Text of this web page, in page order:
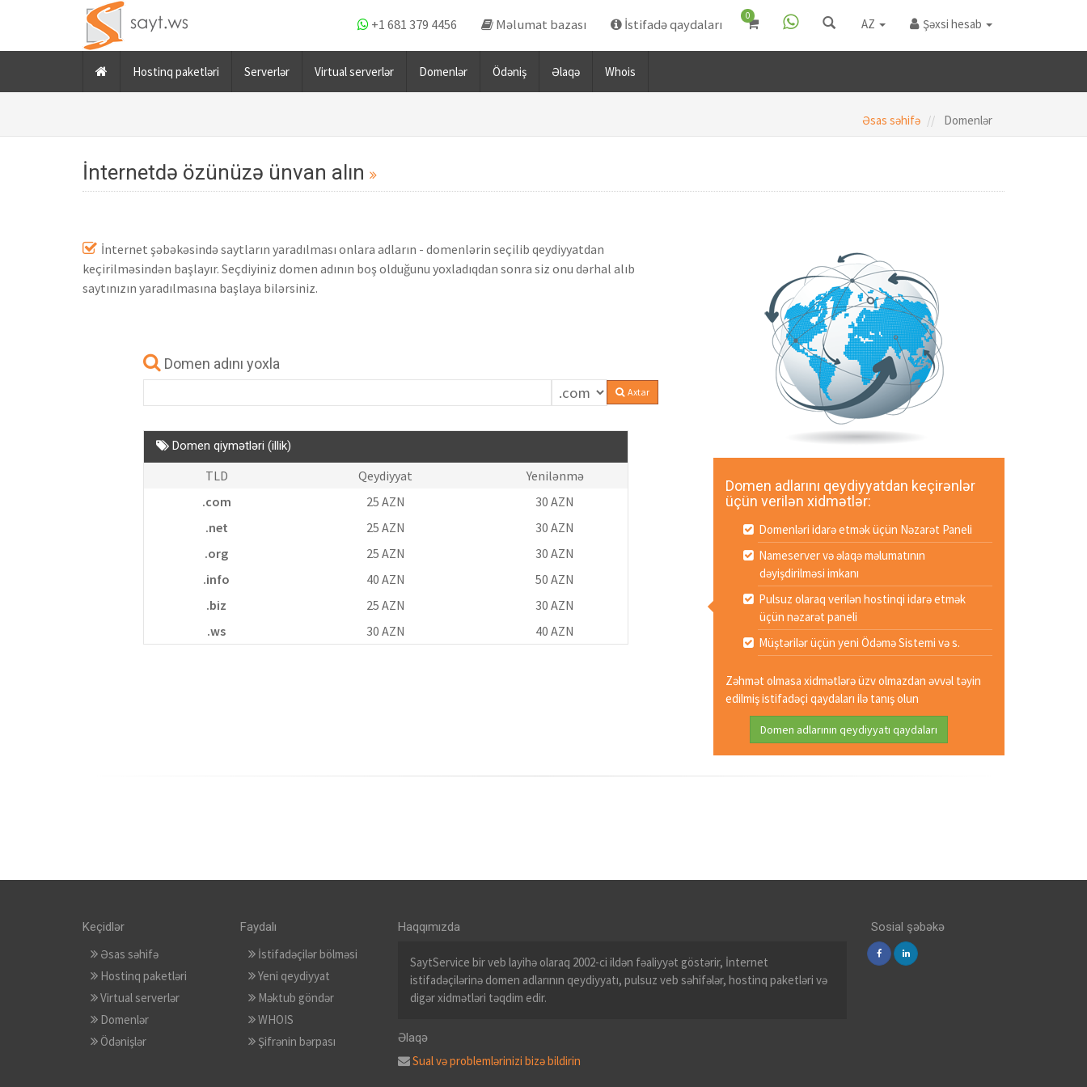
+1 681 379 4456 Məlumat bazası İstifadə qaydaları
0
Şəxsi hesab
AZ
Hostinq paketləri Serverlər Virtual serverlər Domenlər Ödəniş Əlaqə Whois
Əsas səhifə Domenlər
İnternetdə özünüzə ünvan alın
İnternet şəbəkəsində saytların yaradılması onlara adların - domenlərin seçilib qeydiyyatdan
keçirilməsindən başlayır. Seçdiyiniz domen adının boş olduğunu yoxladıqdan sonra siz onu dərhal alıb
saytınızın yaradılmasına başlaya bilərsiniz.
Domen adını yoxla
Axtar
Domen qiymətləri (illik)
TLD Qeydiyyat
Yenilənmə
.com
25 AZN
30 AZN
.net
25 AZN
30 AZN
.org
25 AZN
30 AZN
.info
40 AZN
50 AZN
.biz
25 AZN
30 AZN
.ws
30 AZN 40 AZN
Domen adlarını qeydiyyatdan keçirənlər
üçün verilən xidmətlər:
Domenləri idarə etmək üçün Nəzarət Paneli
Nameserver və əlaqə məlumatının
dəyişdirilməsi imkanı
Pulsuz olaraq verilən hostinqi idarə etmək
üçün nəzarət paneli
Müştərilər üçün yeni Ödəmə Sistemi və s.
Zəhmət olmasa xidmətlərə üzv olmazdan əvvəl təyin
edilmiş istifadəçi qaydaları ilə tanış olun
Domen adlarının qeydiyyatı qaydaları
Keçidlər
Əsas səhifə
Hostinq paketləri
Virtual serverlər
Domenlər
Ödənişlər
Faydalı
İstifadəçilər bölməsi
Yeni qeydiyyat
Məktub göndər
WHOIS
Şifrənin bərpası
Haqqımızda
SaytService bir veb layihə olaraq 2002-ci ildən fəaliyyət göstərir, İnternet
istifadəçilərinə domen adlarının qeydiyyatı, pulsuz veb səhifələr, hostinq paketləri və
digər xidmətləri təqdim edir.
Əlaqə
Sual və problemlərinizi bizə bildirin
Sosial şəbəkə